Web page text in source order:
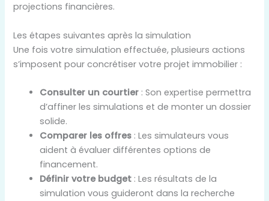
projections financières.
Les étapes suivantes après la simulation
Une fois votre simulation effectuée, plusieurs actions
s’imposent pour concrétiser votre projet immobilier :
Consulter un courtier : Son expertise permettra
d’affiner les simulations et de monter un dossier
solide.
Comparer les offres : Les simulateurs vous
aident à évaluer différentes options de
financement.
Définir votre budget : Les résultats de la
simulation vous guideront dans la recherche